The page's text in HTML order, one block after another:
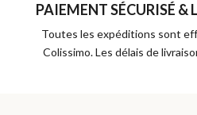
PAIEMENT SÉCURISÉ &
Toutes les expéditions sont
Colissimo. Les délais de